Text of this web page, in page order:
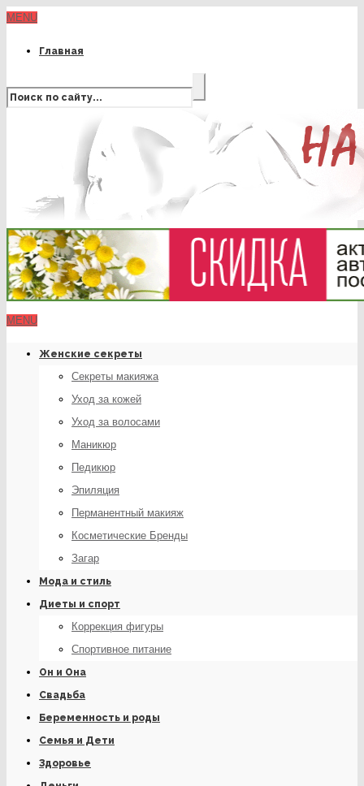
MENU
Главная
MENU
Женские секреты
Секреты макияжа
Уход за кожей
Уход за волосами
Маникюр
Педикюр
Эпиляция
Перманентный макияж
Косметические Бренды
Загар
Мода и стиль
Диеты и спорт
Коррекция фигуры
Спортивное питание
Он и Она
Свадьба
Беременность и роды
Семья и Дети
Здоровье